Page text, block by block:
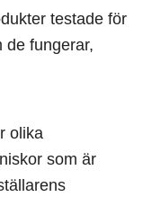
testade för
de fungerar,
olika
som är